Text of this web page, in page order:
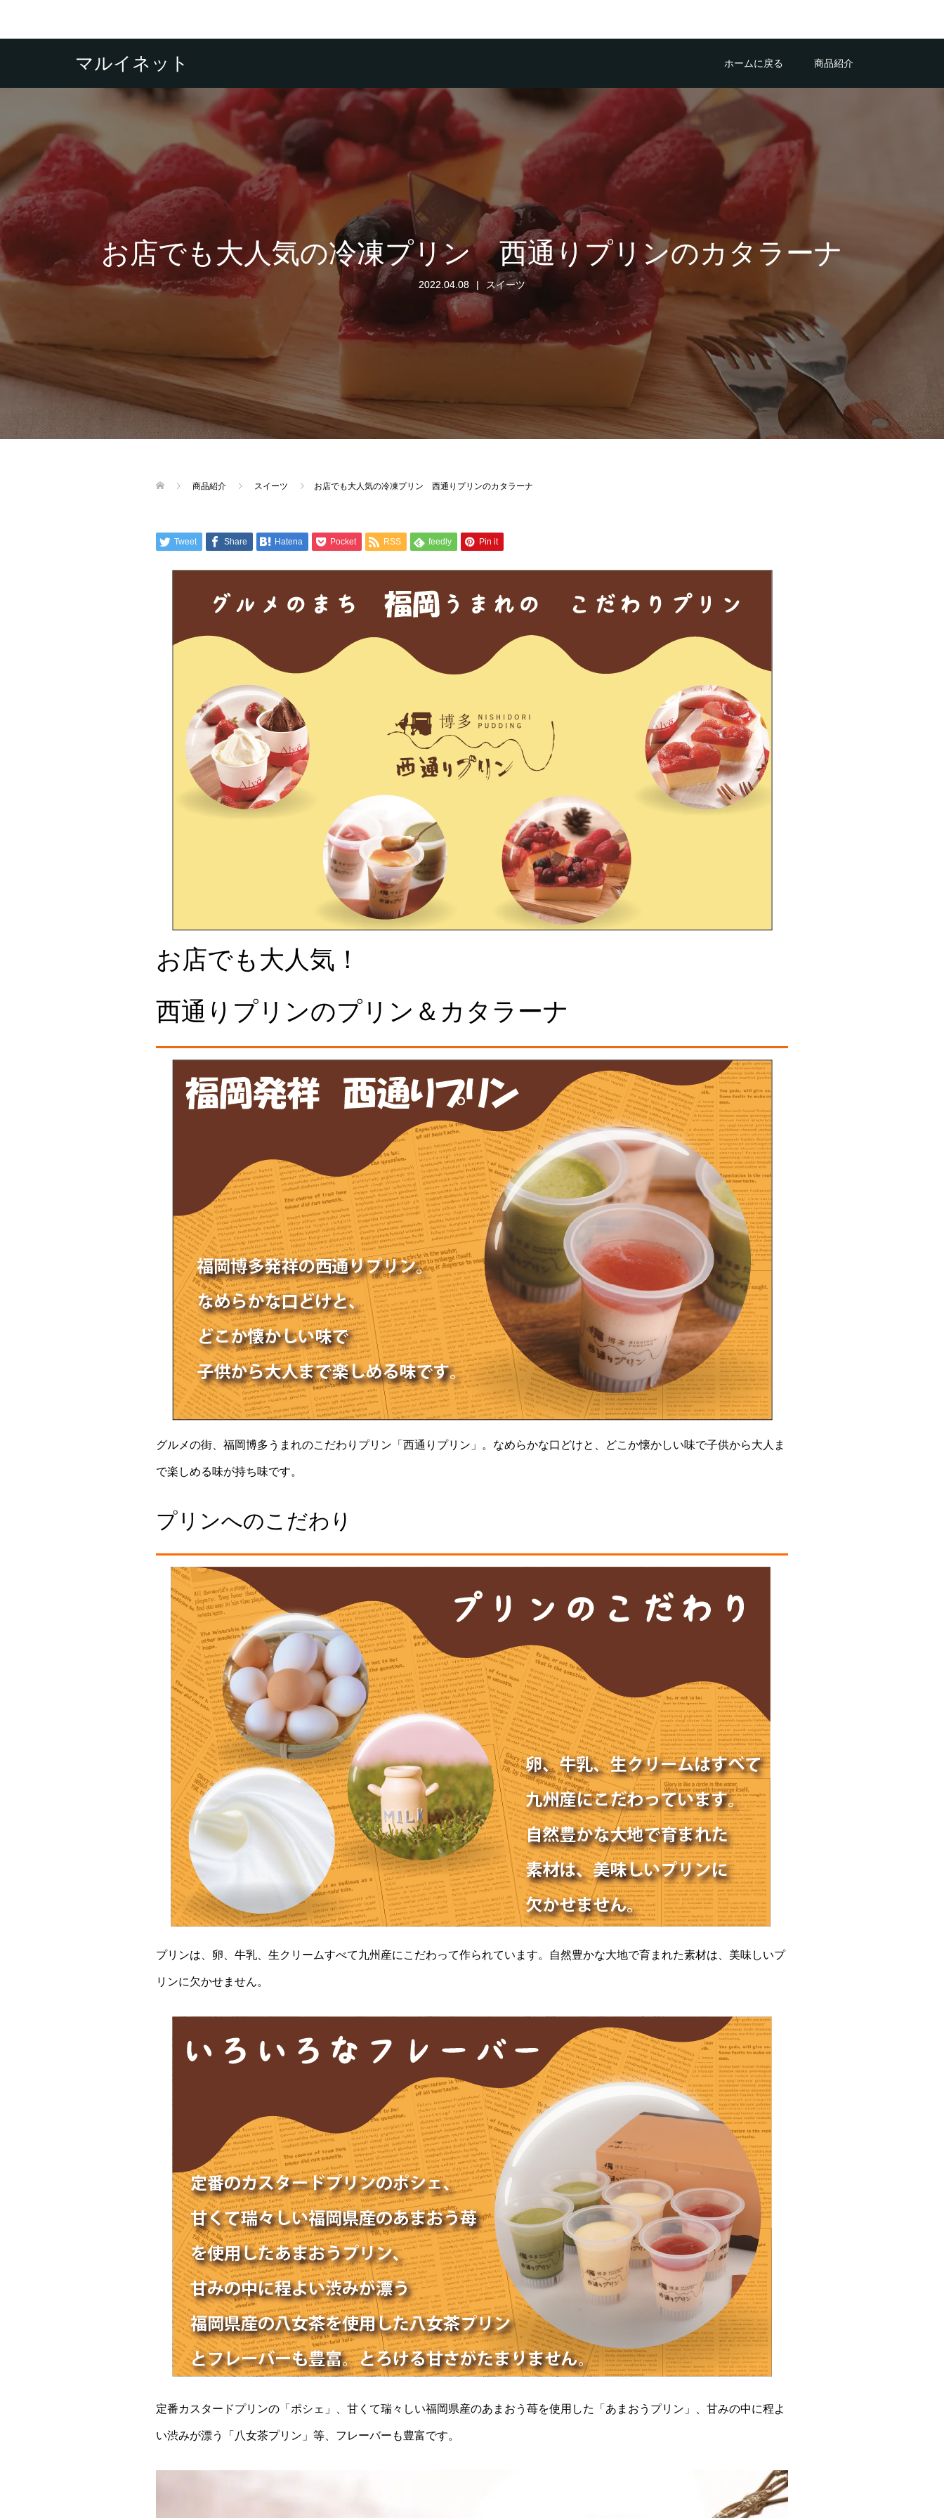
マルイネット ホームに戻る 商品紹介
お店でも大人気の冷凍プリン 西通りプリンのカタラーナ
2022.04.08 スイーツ
商品紹介 スイーツ お店でも大人気の冷凍プリン 西通りプリンのカタラーナ
Tweet Share Hatena Pocket RSS feedly Pin it
お店でも大人気！
西通りプリンのプリン＆カタラーナ
グルメの街、福岡博多うまれのこだわりプリン「西通りプリン」。なめらかな口どけと、どこか懐かしい味で子供から大人ま
で楽しめる味が持ち味です。
プリンへのこだわり
プリンは、卵、牛乳、生クリームすべて九州産にこだわって作られています。自然豊かな大地で育まれた素材は、美味しいプ
リンに欠かせません。
定番カスタードプリンの「ポシェ」、甘くて瑞々しい福岡県産のあまおう苺を使用した「あまおうプリン」、甘みの中に程よ
い渋みが漂う「八女茶プリン」等、フレーバーも豊富です。